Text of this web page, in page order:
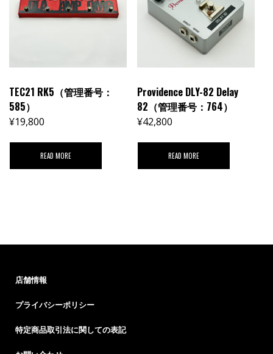
TEC21 RK5（管理番号：
585）
¥19,800
READ MORE
Providence DLY-82 Delay
82（管理番号：764）
¥42,800
READ MORE
店舗情報
プライバシーポリシー
特定商品取引法に関しての表記